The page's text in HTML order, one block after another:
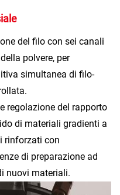
del filo con sei canali
polvere, per
simultanea di filo-
regolazione del rapporto
di materiali gradienti a
rinforzati con
di preparazione ad
nuovi materiali.